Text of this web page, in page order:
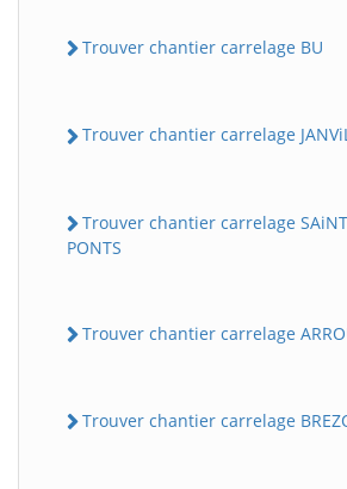
Trouver chantier carrelage BU
Trouver chantier carrelage
Trouver chantier carrelage
PONTS
Trouver chantier carrelage
Trouver chantier carrelage